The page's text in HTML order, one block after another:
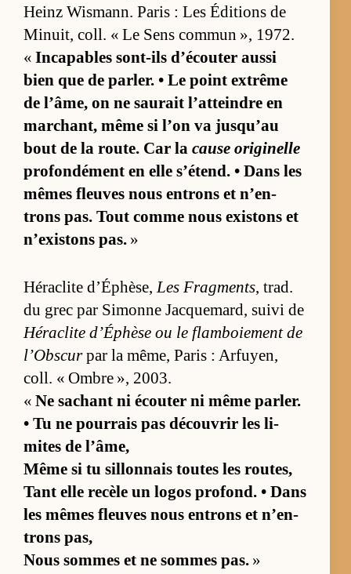
Heinz Wis­mann. Pa­ris : Les Édi­tions de
Mi­nuit, coll. « Le Sens com­mun », 1972.
« In­ca­pables sont-ils d’écou­ter aussi
bien que de par­ler. • Le point ex­trême
de l’âme, on ne sau­rait l’at­teindre en
mar­chant, même si l’on va jusqu’au
bout de la route. Car la cause ori­gi­nelle
pro­fon­dé­ment en elle s’étend. • Dans les
mêmes fleuves nous en­trons et n’en­
trons pas. Tout comme nous exis­tons et
n’exis­tons pas. »
Hé­ra­clite d’Éphè­se,Les Frag­ments, trad.
du grec par Si­monne Jac­que­mard, suivi de
Hé­ra­clite d’Éphèse ou le flam­boie­ment de
l’Obs­curpar la mê­me, Pa­ris : Ar­fuyen,
coll. « Ombre », 2003.
« Ne sa­chant ni écou­ter ni même par­ler.
• Tu ne pour­rais pas dé­cou­vrir les li­
mites de l’âme,
Même si tu sillon­nais toutes les rou­tes,
Tant elle re­cèle un lo­gos pro­fond. • Dans
les mêmes fleuves nous en­trons et n’en­
trons pas,
Nous sommes et ne sommes pas. »